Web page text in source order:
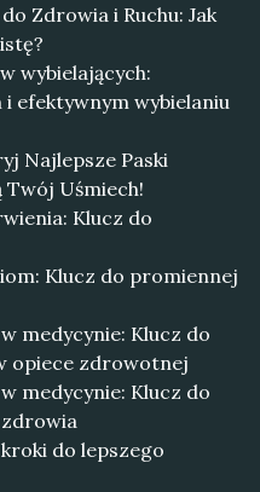
Zdrowia i Ruchu: Jak
wybielających:
efektywnym wybielaniu
Najlepsze Paski
Twój Uśmiech!
Klucz do
Klucz do promiennej
medycynie: Klucz do
opiece zdrowotnej
medycynie: Klucz do
do lepszego